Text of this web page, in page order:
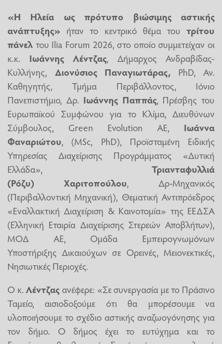
«Η Ηλεία ως πρότυπο βιώσιμης αστικής
ανάπτυξης» ήταν το κεντρικό θέμα του τρίτου
πάνελ του Ilia Forum 2026, στο οποίο συμμετείχαν οι
κ.κ. Ιωάννης Λέντζας, Δήμαρχος Ανδραβίδας-
Κυλλήνης, Διονύσιος Παναγιωτάρας, PhD, Αν.
Καθηγητής, Τμήμα Περιβάλλοντος, Ιόνιο
Πανεπιστήμιο, Δρ. Ιωάννης Παππάς, Πρέσβης του
Ευρωπαϊκού Συμφώνου για το Κλίμα, Διευθύνων
Σύμβουλος, Green Evolution AE, Ιωάννα
Φαναριώτου, (MSc, PhD), Προϊσταμένη Ειδικής
Υπηρεσίας Διαχείρισης Προγράμματος «Δυτική
Ελλάδα», Τριανταφυλλιά
(Ρόζυ) Χαριτοπούλου, Δρ-Μηχανικός
(Περιβαλλοντική Μηχανική), Θεματική Αντιπρόεδρος
«Εναλλακτική Διαχείριση & Καινοτομία» της ΕΕΔΣΑ
(Ελληνική Εταιρία Διαχείρισης Στερεών Αποβλήτων),
ΜΟΔ ΑΕ, Ομάδα Εμπειρογνωμόνων
Υποστήριξης Δικαιούχων σε Ορεινές, Μειονεκτικές,
Νησιωτικές Περιοχές.
O κ.Λέντζας ανέφερε: «Σε συνεργασία με το Πράσινο
Ταμείο, αισιοδοξούμε ότι θα μπορέσουμε να
υλοποιήσουμε το σχέδιο αστικής αναζωογόνησης για
τον δήμο. Ο δήμος έχει το ευτύχημα και το